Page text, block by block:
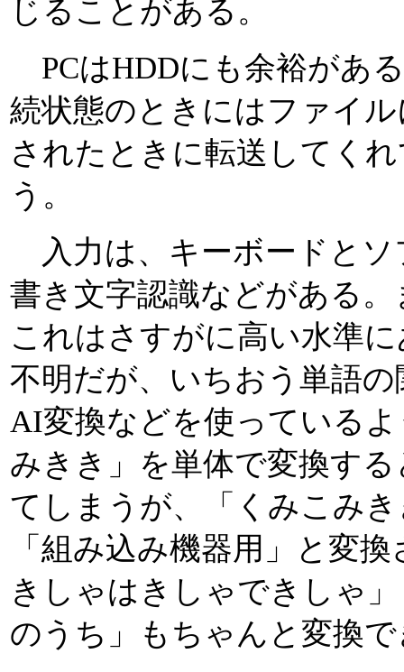
じることがある。
PCはHDDにも余裕があ
続状態のときにはファイ
されたときに転送してく
う。
入力は、キーボードとソ
書き文字認識などがある
これはさすがに高い水準
不明だが、いちおう単語
AI変換などを使っている
みきき」を単体で変換す
てしまうが、「くみこみ
「組み込み機器用」と変
きしゃはきしゃできしゃ
のうち」もちゃんと変換